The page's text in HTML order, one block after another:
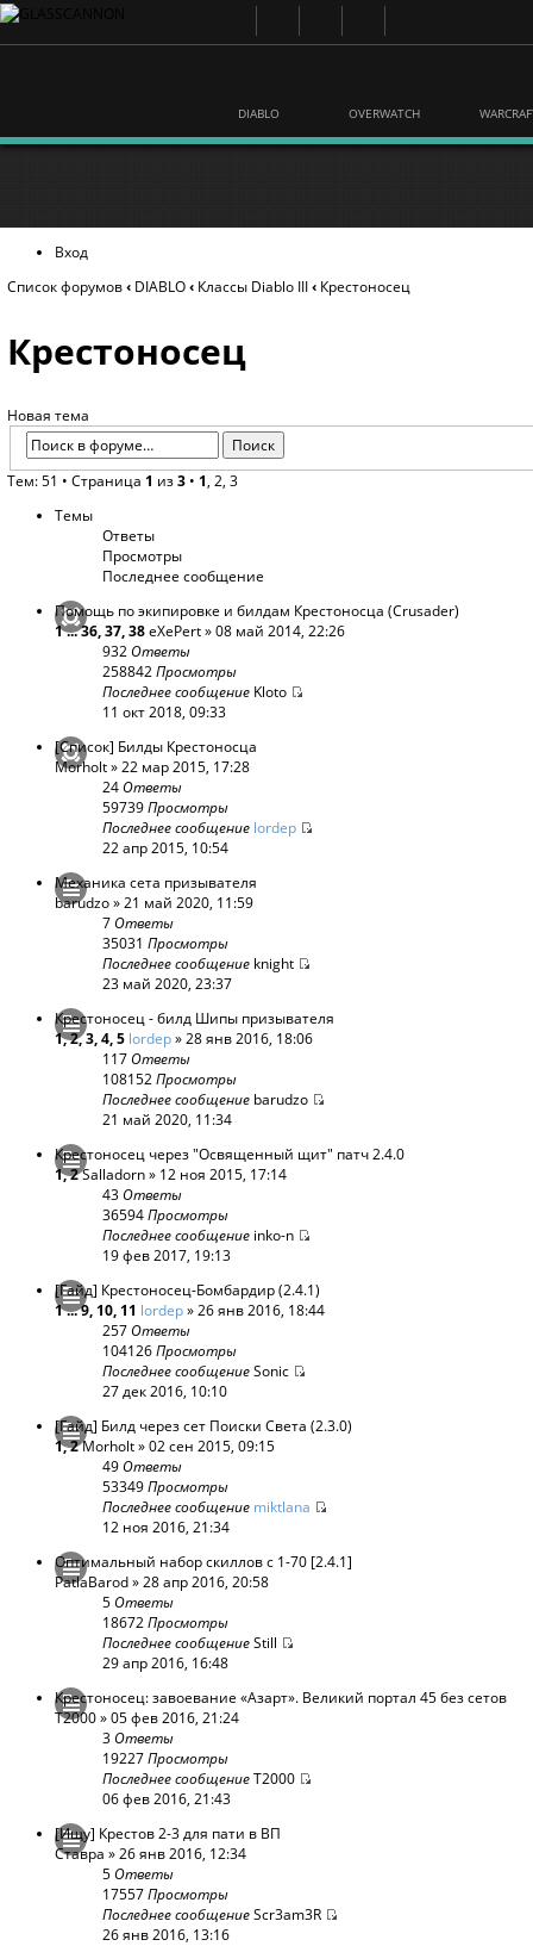
DIABLO OVERWATCH
Вход
Список форумов‹ DIABLO‹ Классы Diablo III‹ Крестоносец
Крестоносец
Новая тема
Тем: 51 • Страница 1 из3 • 1, 2, 3
Темы
Ответы
Просмотры
Последнее сообщение
Помощь по экипировке и билдам Крестоносца (Crusader)
1...36,37,38eXePert» 08 май 2014, 22:26
932Ответы
258842Просмотры
Последнее сообщение Kloto
11 окт 2018, 09:33
[Список] Билды Крестоносца
Morholt» 22 мар 2015, 17:28
24Ответы
59739Просмотры
Последнее сообщение lordep
22 апр 2015, 10:54
Механика сета призывателя
barudzo» 21 май 2020, 11:59
7Ответы
35031 Просмотры
Последнее сообщение knight
23 май 2020, 23:37
Крестоносец - билд Шипы призывателя
1,2,3,4,5 lordep» 28 янв 2016, 18:06
117Ответы
108152Просмотры
Последнее сообщение barudzo
21 май 2020, 11:34
Крестоносец через "Освященный щит" патч 2.4.0
1,2Salladorn» 12 ноя 2015, 17:14
43Ответы
36594Просмотры
Последнее сообщение inko-n
19 фев 2017, 19:13
[Гайд] Крестоносец-Бомбардир (2.4.1)
1...9, 10, 11 lordep» 26 янв 2016, 18:44
257Ответы
104126Просмотры
Последнее сообщениеSonic
27 дек 2016, 10:10
[Гайд] Билд через сет Поиски Света (2.3.0)
1,2Morholt» 02 сен 2015, 09:15
49Ответы
53349Просмотры
Последнее сообщение miktlana
12 ноя 2016, 21:34
Оптимальный набор скиллов с 1-70 [2.4.1]
PatlaBarod» 28 апр 2016, 20:58
5Ответы
18672Просмотры
Последнее сообщениеStill
29 апр 2016, 16:48
Крестоносец: завоевание «Азарт». Великий портал 45 без сетов
T2000» 05 фев 2016, 21:24
3Ответы
19227Просмотры
Последнее сообщениеT2000
06 фев 2016, 21:43
[Ищу] Крестов 2-3 для пати в ВП
Ставра » 26 янв 2016, 12:34
5Ответы
17557Просмотры
Последнее сообщениеScr3am3R
26 янв 2016, 13:16